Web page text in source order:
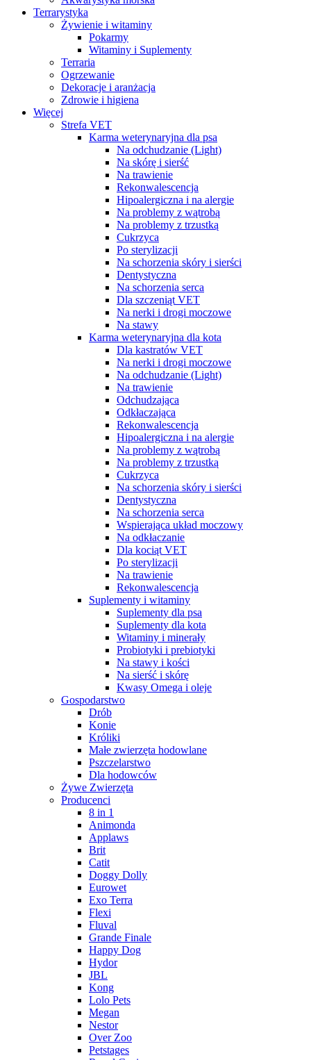
Terrarystyka
Żywienie i witaminy
Pokarmy
Witaminy i Suplementy
Terraria
Ogrzewanie
Dekoracje i aranżacja
Zdrowie i higiena
Więcej
Strefa VET
Karma weterynaryjna dla psa
Na odchudzanie (Light)
Na skórę i sierść
Na trawienie
Rekonwalescencja
Hipoalergiczna i na alergie
Na problemy z wątrobą
Na problemy z trzustką
Cukrzyca
Po sterylizacji
Na schorzenia skóry i sierści
Dentystyczna
Na schorzenia serca
Dla szczeniąt VET
Na nerki i drogi moczowe
Na stawy
Karma weterynaryjna dla kota
Dla kastratów VET
Na nerki i drogi moczowe
Na odchudzanie (Light)
Na trawienie
Odchudzająca
Odkłaczająca
Rekonwalescencja
Hipoalergiczna i na alergie
Na problemy z wątrobą
Na problemy z trzustką
Cukrzyca
Na schorzenia skóry i sierści
Dentystyczna
Na schorzenia serca
Wspierająca układ moczowy
Na odkłaczanie
Dla kociąt VET
Po sterylizacji
Na trawienie
Rekonwalescencja
Suplementy i witaminy
Suplementy dla psa
Suplementy dla kota
Witaminy i minerały
Probiotyki i prebiotyki
Na stawy i kości
Na sierść i skórę
Kwasy Omega i oleje
Gospodarstwo
Drób
Konie
Króliki
Małe zwierzęta hodowlane
Pszczelarstwo
Dla hodowców
Żywe Zwierzęta
Producenci
8 in 1
Animonda
Applaws
Brit
Catit
Doggy Dolly
Eurowet
Exo Terra
Flexi
Fluval
Grande Finale
Happy Dog
Hydor
JBL
Kong
Lolo Pets
Megan
Nestor
Over Zoo
Petstages